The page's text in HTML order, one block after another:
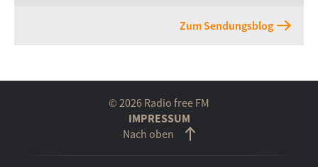
Zum Sendungsblog
© 2026 Radio free FM
IMPRESSUM
Nach oben